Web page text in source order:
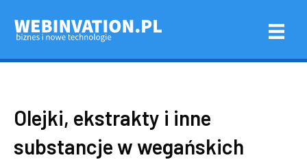
Olejki, ekstrakty i inne
substancje w wegańskich